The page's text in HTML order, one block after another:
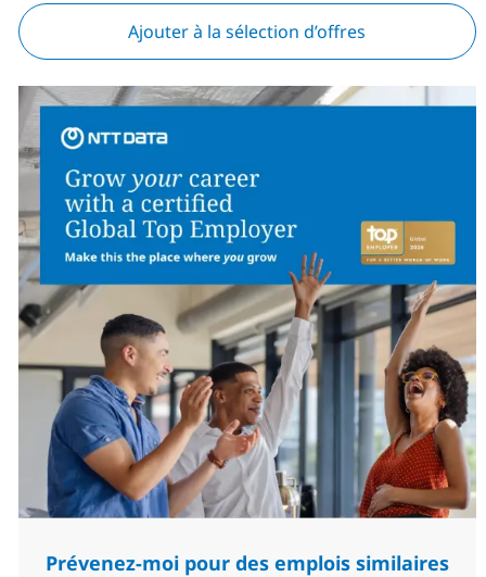
Ajouter à la sélection d’offres
Prévenez-moi pour des emplois similaires